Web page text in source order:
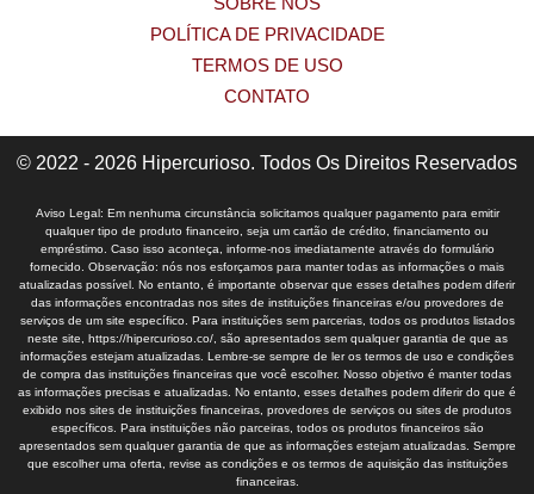
POLÍTICA DE PRIVACIDADE
TERMOS DE USO
CONTATO
© 2022 - 2026 Hipercurioso. Todos Os Direitos Reservados
Aviso Legal: Em nenhuma circunstância solicitamos qualquer pagamento para emitir
qualquer tipo de produto financeiro, seja um cartão de crédito, financiamento ou
empréstimo. Caso isso aconteça, informe-nos imediatamente através do formulário
fornecido. Observação: nós nos esforçamos para manter todas as informações o mais
atualizadas possível. No entanto, é importante observar que esses detalhes podem diferir
das informações encontradas nos sites de instituições financeiras e/ou provedores de
serviços de um site específico. Para instituições sem parcerias, todos os produtos listados
neste site, https://hipercurioso.co/, são apresentados sem qualquer garantia de que as
informações estejam atualizadas. Lembre-se sempre de ler os termos de uso e condições
de compra das instituições financeiras que você escolher. Nosso objetivo é manter todas
as informações precisas e atualizadas. No entanto, esses detalhes podem diferir do que é
exibido nos sites de instituições financeiras, provedores de serviços ou sites de produtos
específicos. Para instituições não parceiras, todos os produtos financeiros são
apresentados sem qualquer garantia de que as informações estejam atualizadas. Sempre
que escolher uma oferta, revise as condições e os termos de aquisição das instituições
financeiras.